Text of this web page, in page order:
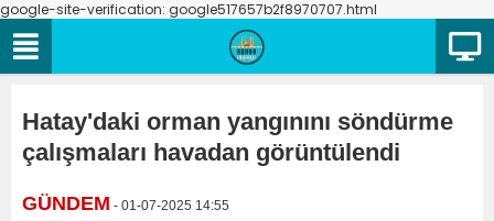
google-site-verification: google517657b2f8970707.html
Hatay'daki orman yangınını söndürme
çalışmaları havadan görüntülendi
GÜNDEM - 01-07-2025 14:55